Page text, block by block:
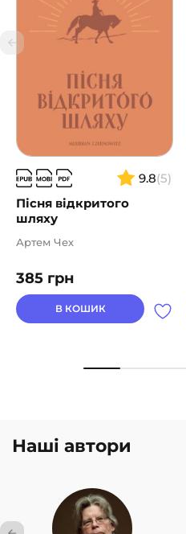
9.8(5)
Пісня відкритого
шляху
385 грн
Артем Чех
В КОШИК
Наші автори